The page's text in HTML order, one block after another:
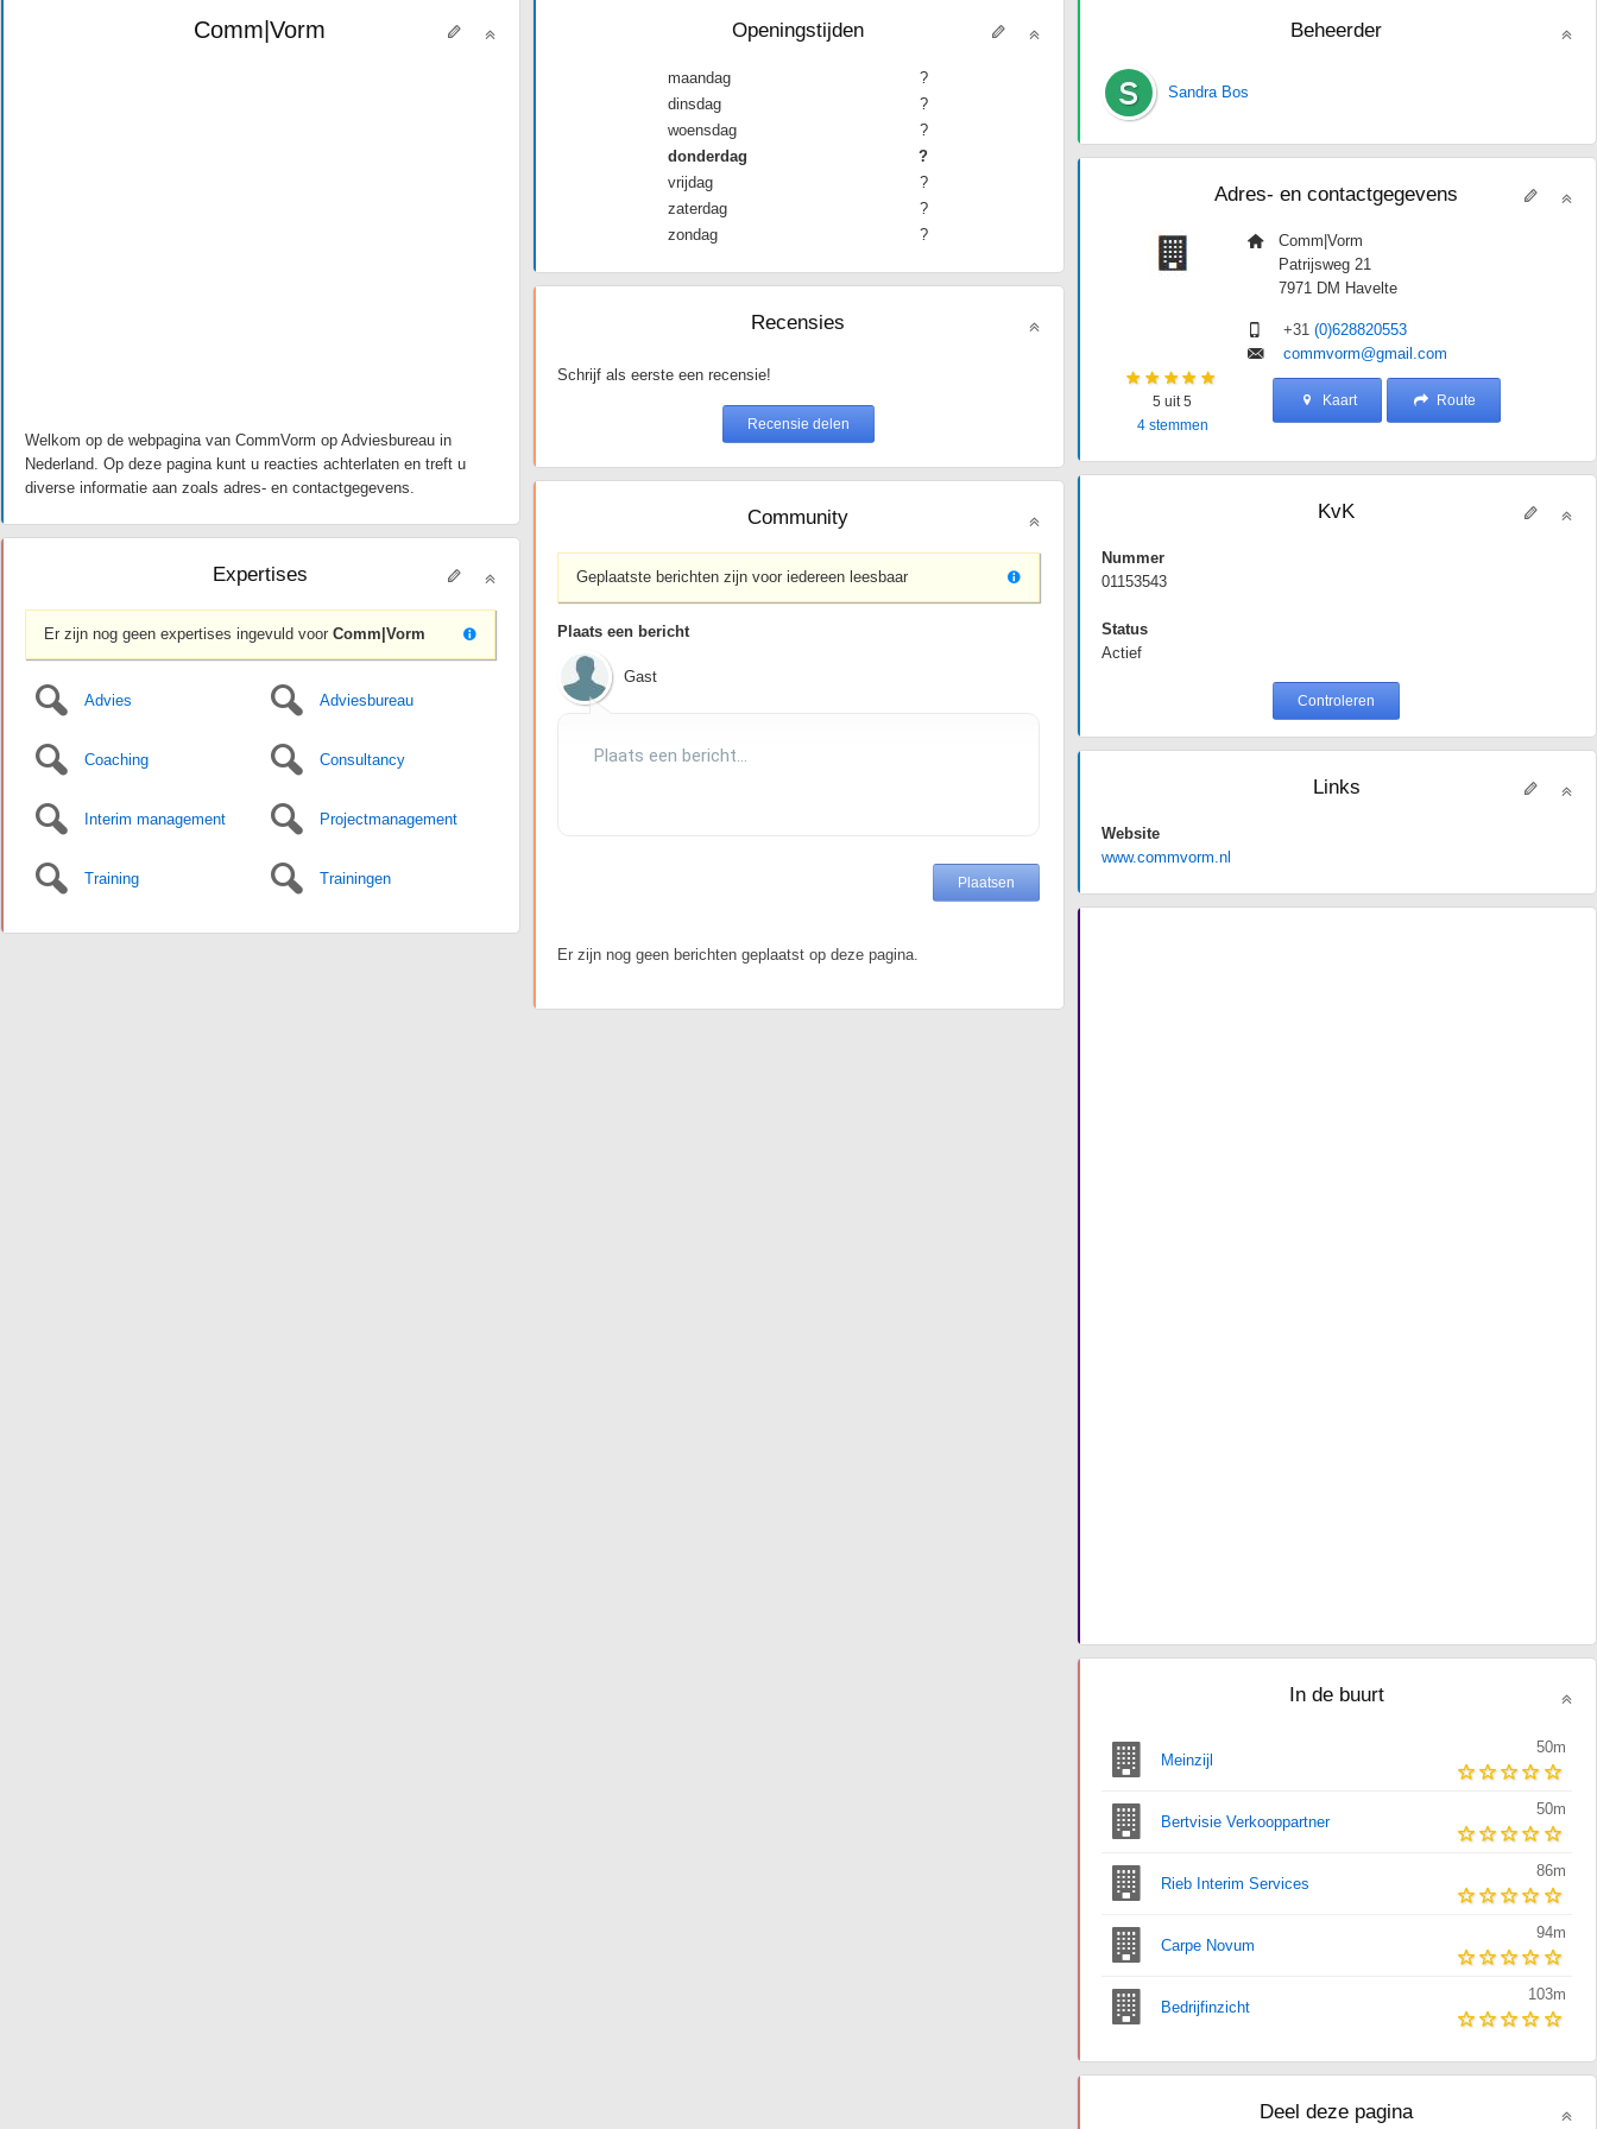
Comm|Vorm
Welkom op de webpagina van CommVorm op Adviesbureau in
Nederland. Op deze pagina kunt u reacties achterlaten en treft u
diverse informatie aan zoals adres- en contactgegevens.
Expertises
Er zijn nog geen expertises ingevuld voor Comm|Vorm
Advies Adviesbureau
Coaching Consultancy
Interim management Projectmanagement
Training Trainingen
Openingstijden
maandag
?
dinsdag
?
woensdag
?
donderdag
?
vrijdag
?
zaterdag
?
zondag
?
Recensies
Schrijf als eerste een recensie!
Community
Geplaatste berichten zijn voor iedereen leesbaar
Plaats een bericht
Gast
Er zijn nog geen berichten geplaatst op deze pagina.
Beheerder
Sandra Bos
Adres- en contactgegevens
Comm|Vorm
Patrijsweg 21
7971 DM Havelte
+31(0)628820553
commvorm@gmail.com
5 uit 5
4stemmen
Kaart Route
KvK
Nummer
01153543
Status
Actief
Controleren
Links
Website
www.commvorm.nl
In de buurt
Meinzijl
50m
Bertvisie Verkooppartner
50m
Rieb Interim Services
86m
Carpe Novum
94m
Bedrijfinzicht
103m
Deel deze pagina